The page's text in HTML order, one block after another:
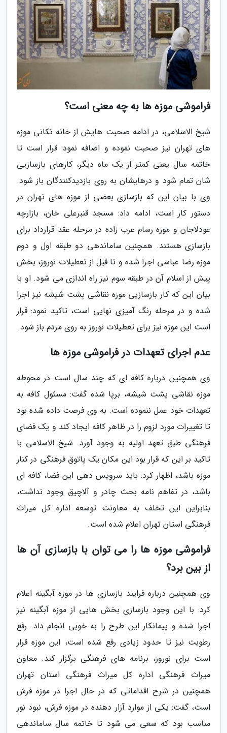
فراموشی موزه ها به چه معنی است؟
شیخ الاسلامی، در ادامه صحبت هایش از خانه تکانی موزه
های تهران نیز صحبت نموده و اضافه نمود: قرار است تا
خاتمه سال یعنی کمتر از یک ماه دیگر، کارهای بازسازیی
شان تمام شود و درهایشان به روی بازدیدکنندگان باز شود.
وی با بیان این که بازسازی بعضی از موزه های تهران در
دستور کار است، ادامه داد: مسجد قنبرعلی خان، بازارچه
عودلاجان و موزه رسام عرب زاده در مرحله عقد قرارداد برای
بازسازی هستند. همچنین ساماندهی دو طبقه اول و دوم
موزه رضا عباسی اجرا شده و تا قبل از تعطیلات نوروز، بخش
پیش از اسلام آن در طبقه سوم نیز راه اندازی می شود. او با
بیان این که کار بازسازیی موزه نقاشی پشت شیشه نیز اجرا
شده و در مرحله رنگ آمیزی نهایی است، تاکید نمود: قرار
است این موزه نیز برای تعطیلات نوروز به روی مردم باز شود.
عدم اجرای تعهدات در فراموشی موزه ها
وی همچنین درباره کافه ای که چند سال است در محوطه
موزه نقاشی پشت شیشه، برپا شده گفت: مسئول کافه به
تعهدات خود عمل ننموده است. به وی فرصت داده شده بود
تا تغییرات مورد لزوم را در ظاهر کافه ایجاد کند و یک فضای
فرهنگی طبق تعهد اولیه به وجود آورد. شیخ الاسلامی با
تاکید بر این که قرار بود این مکان یک پاتوق فرهنگی در کنار
موزه باشد، اظهار کرد: باید سرویس دهی این فضا، کافه ای
باشد، در تفاهم نامه بحث چادر و آلاچیق وجود نداشت،
بنابراین این تخلف به معاونت توسعه اداره کل میراث
فرهنگی استان تهران اعلام شده است.
فراموشی موزه ها را می توان با بازسازی آن ها
از بین برد؟
وی همچنین درباره فرایند بازسازی ها در موزه آبگینه اعلام
کرد: با این وجود بازسازی بخش هایی از موزه آبگینه نیز
اجرا شده و پیمانکار این طرح را به خوبی انجام داد. رفع
رطوبت نیز تا حدود زیادی رفع شده است، این موزه قرار
است برای نوروز، برنامه های فرهنگی برگزار کند. معاون
میراث فرهنگی اداره کل میراث فرهنگی استان تهران
همچنین در شرح اقداماتی که در حال اجرا در موزه فرش
است، گفت: یکی از موارد آزار دهنده در موزه فرش، نبود نور
مناسب بود که سعی می شود تا خاتمه سال ساماندهی